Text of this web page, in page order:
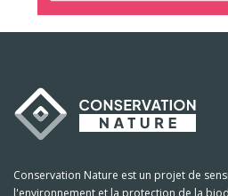
Conservation Nature est un projet de
l'environnement et la protection de la